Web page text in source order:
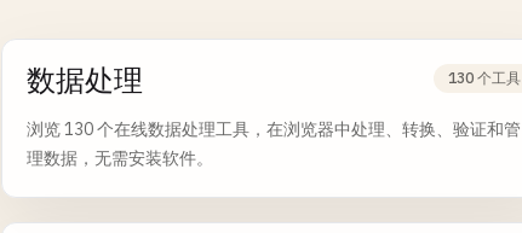
数据处理 130 个工具
浏览 130 个在线数据处理工具，在浏览器中处理、转换、验证和管
理数据，无需安装软件。